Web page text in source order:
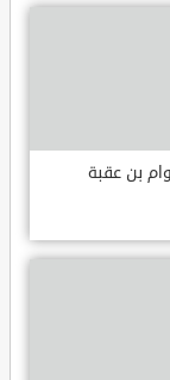
بن عقبة